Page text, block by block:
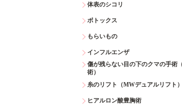
体表のシコリ
ボトックス
もらいもの
インフルエンザ
傷が残らない目の下のクマの手術
術）
糸のリフト（MWデュアルリフト）
ヒアルロン酸豊胸術